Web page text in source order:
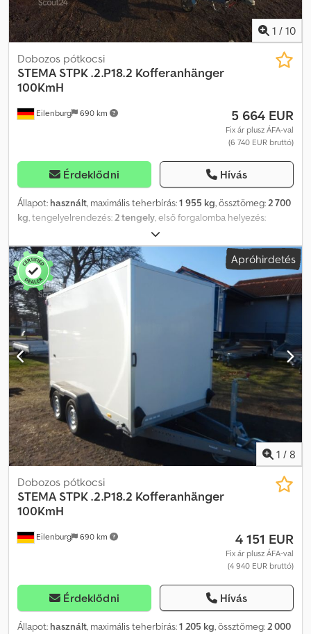
1 / 10
Eilenburg 690 km
Dobozos pótkocsi
STEMA STPK .2.P18.2 Kofferanhänger
100KmH
5 664 EUR
Fix ár plusz ÁFA-val
(6 740 EUR bruttó)
Érdeklődni Hívás
Állapot: használt, maximális teherbírás:1 955 kg, össztömeg:2 700
kg, tengelyelrendezés:2 tengely, első forgalomba helyezés:
2 940 mm, rakodótér szélesség:
raktérmagasság:1 890 mm, teljes szélesség:2 310 mm, teljes
magasság:2 415 mm, A44 GW26PGA00230, zárt pótkocsi gyártó:
STEMA, típus: STPK.2.P18.2, P-Box, össztömeg: 2 700 kg, mélyágyas,
ráfutófékes, 2 szárnyas ajtó, 3,05 m x 1,55 m x 1,89 m. A tévedések és
az időközi értékesítés jogát fenntartjuk. Cjdpjyqdrqofx Amzsrf
Apróhirdetés
1 / 8
Eilenburg 690 km
Dobozos pótkocsi
STEMA STPK .2.P18.2 Kofferanhänger
100KmH
4 151 EUR
Fix ár plusz ÁFA-val
(4 940 EUR bruttó)
Érdeklődni Hívás
Állapot: használt, maximális teherbírás:1 205 kg, össztömeg:2 000